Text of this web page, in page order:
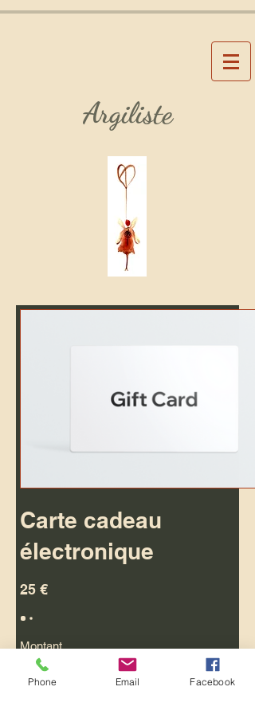
Argiliste
Carte cadeau
électronique
25 €
Montant
25 € 100 € 150 € 200 €
Phone Email Facebook